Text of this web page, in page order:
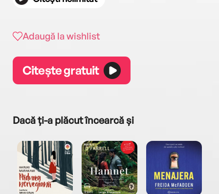
Adaugă la wishlist
Citește gratuit
Dacă ți-a plăcut încearcă și